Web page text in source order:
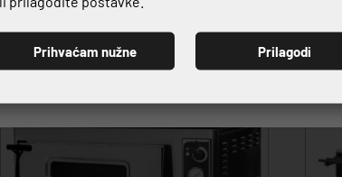
PRIJAVI SE
Prihvaćam nužne Prilagodi